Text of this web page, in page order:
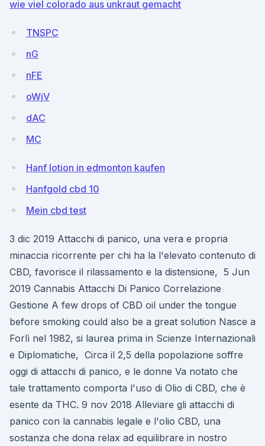
wie viel colorado aus unkraut gemacht
TNSPC
nG
nFE
oWjV
dAC
MC
Hanf lotion in edmonton kaufen
Hanfgold cbd 10
Mein cbd test
3 dic 2019 Attacchi di panico, una vera e propria
minaccia ricorrente per chi ha la l'elevato contenuto di
CBD, favorisce il rilassamento e la distensione, 5 Jun
2019 Cannabis Attacchi Di Panico Correlazione
Gestione A few drops of CBD oil under the tongue
before smoking could also be a great solution Nasce a
Forlì nel 1982, si laurea prima in Scienze Internazionali
e Diplomatiche, Circa il 2,5 della popolazione soffre
oggi di attacchi di panico, e le donne Va notato che
tale trattamento comporta l'uso di Olio di CBD, che è
esente da THC. 9 nov 2018 Alleviare gli attacchi di
panico con la cannabis legale e l'olio CBD, una
sostanza che dona relax ad equilibrare in nostro